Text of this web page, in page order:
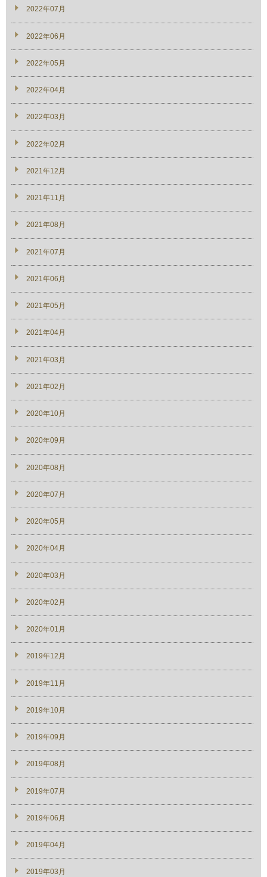
2022年07月
2022年06月
2022年05月
2022年04月
2022年03月
2022年02月
2021年12月
2021年11月
2021年08月
2021年07月
2021年06月
2021年05月
2021年04月
2021年03月
2021年02月
2020年10月
2020年09月
2020年08月
2020年07月
2020年05月
2020年04月
2020年03月
2020年02月
2020年01月
2019年12月
2019年11月
2019年10月
2019年09月
2019年08月
2019年07月
2019年06月
2019年04月
2019年03月